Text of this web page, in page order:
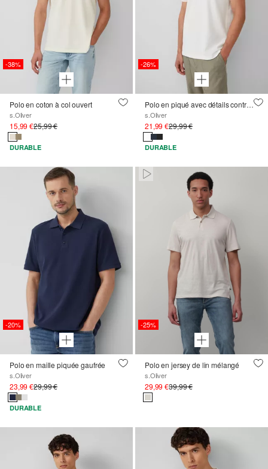
-38%
Polo en coton à col ouvert
s.Oliver
15,99 €25,99 €
DURABLE
-26%
Polo en piqué avec détails contrastés et logo
s.Oliver
21,99 €29,99 €
DURABLE
-20%
Polo en maille piquée gaufrée
s.Oliver
23,99 €29,99 €
DURABLE
Paused • Muted
-25%
Polo en jersey de lin mélangé
s.Oliver
29,99 €39,99 €